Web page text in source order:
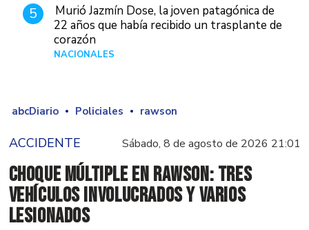
5
Murió Jazmín Dose, la joven patagónica de
22 años que había recibido un trasplante de
corazón
NACIONALES
abcDiario Policiales rawson
ACCIDENTE Sábado, 8 de agosto de 2026 21:01
Choque múltiple en Rawson: tres
vehículos involucrados y varios
lesionados